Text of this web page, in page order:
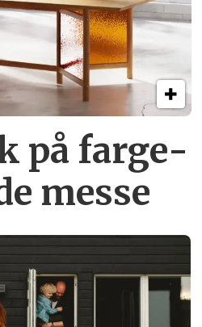
på farge­
messe